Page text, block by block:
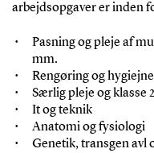
arbejdsopgaver er inden
Pasning og pleje af
mm.
Rengøring og hygiejne
Særlig pleje og klasse
It og teknik
Anatomi og fysiologi
Genetik, transgen avl